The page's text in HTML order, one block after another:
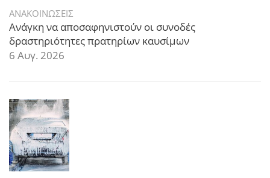
ΑΝΑΚΟΙΝΩΣΕΙΣ
Ανάγκη να αποσαφηνιστούν οι συνοδές
δραστηριότητες πρατηρίων καυσίμων
6 Αυγ. 2026